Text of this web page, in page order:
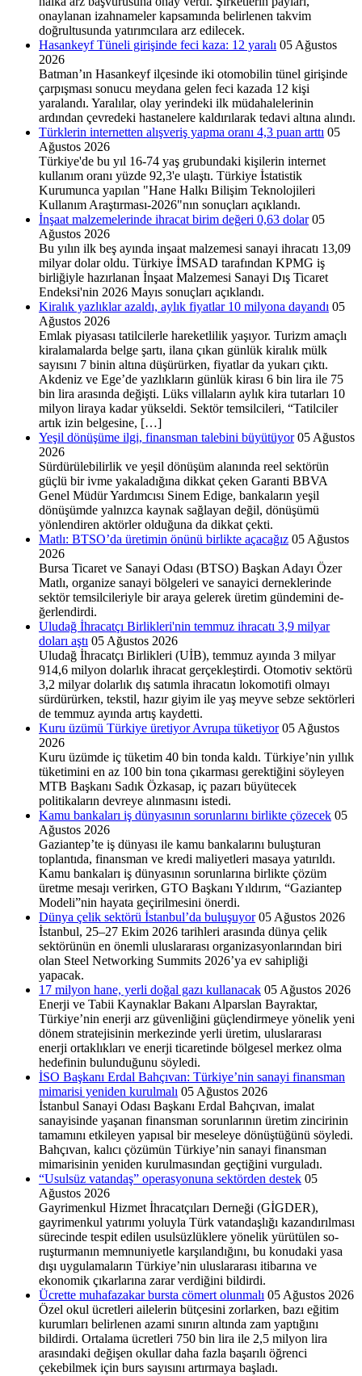
onaylanan izahnameler kapsamında belirlenen takvim
doğrultusunda yatırımcılara arz edilecek.
Hasankeyf Tüneli girişinde feci kaza: 12 yaralı 05 Ağustos
2026
Batman’ın Hasankeyf ilçesinde iki otomobilin tünel girişinde
çarpışması sonucu meydana gelen feci kazada 12 kişi
yaralandı. Yaralılar, olay yerindeki ilk müdahalelerinin
ardından çevredeki hastanelere kaldırılarak tedavi altına alındı.
Türklerin internetten alışveriş yapma oranı 4,3 puan arttı 05
Ağustos 2026
Türkiye'de bu yıl 16-74 yaş gru­bundaki kişilerin internet
kullanım oranı yüzde 92,3'e ulaş­tı. Türkiye İstatistik
Kurumunca yapılan "Hane Halkı Bilişim Tek­nolojileri
Kullanım Araştırma­sı-2026"nın sonuçları açıklandı.
İnşaat malzemelerinde ihracat birim değeri 0,63 dolar 05
Ağustos 2026
Bu yılın ilk beş ayında inşaat malzemesi sanayi ihracatı 13,09
milyar dolar oldu. Türkiye İMSAD tarafından KPMG iş
birliğiyle hazırlanan İnşaat Malzemesi Sanayi Dış Ticaret
Endeksi'nin 2026 Mayıs sonuçları açıklandı.
Kiralık yazlıklar azaldı, aylık fiyatlar 10 milyona dayandı 05
Ağustos 2026
Emlak piyasası tatilcilerle hareketlilik yaşıyor. Turizm amaçlı
kiralamalarda belge şartı, ilana çıkan günlük kiralık mülk
sayısını 7 binin altına düşürürken, fiyatlar da yukarı çıktı.
Akdeniz ve Ege’de yazlıkların günlük kirası 6 bin lira ile 75
bin lira arasında değişti. Lüks villaların aylık kira tutarları 10
milyon liraya kadar yükseldi. Sektör temsilcileri, “Tatilciler
artık izin belgesine, […]
Yeşil dönüşüme ilgi, finansman talebini büyütüyor 05 Ağustos
2026
Sürdürülebilirlik ve yeşil dönüşüm alanında reel sektörün
güçlü bir ivme yakaladığına dikkat çeken Garanti BBVA
Genel Müdür Yardımcısı Sinem Edige, bankaların yeşil
dönüşümde yalnızca kaynak sağlayan değil, dönüşümü
yönlendiren aktörler olduğuna da dikkat çekti.
Matlı: BTSO’da üretimin önünü birlikte açacağız 05 Ağustos
2026
Bursa Ticaret ve Sanayi Oda­sı (BTSO) Başkan Adayı Özer
Matlı, organize sanayi böl­geleri ve sanayici derneklerinde
sektör temsilcileriyle bir araya gelerek üretim gündemini de­
ğerlendirdi.
Uludağ İhracatçı Birlikleri'nin temmuz ihracatı 3,9 milyar
doları aştı 05 Ağustos 2026
Uludağ İhracatçı Birlikle­ri (UİB), temmuz ayında 3 milyar
914,6 milyon dolarlık ih­racat gerçekleştirdi. Otomotiv sektörü
3,2 milyar dolarlık dış satımla ihracatın lokomotifi ol­mayı
sürdürürken, tekstil, hazır giyim ile yaş meyve sebze sek­törleri
de temmuz ayında artış kaydetti.
Kuru üzümü Türkiye üretiyor Avrupa tüketiyor 05 Ağustos
2026
Kuru üzümde iç tüketim 40 bin tonda kaldı. Türkiye’nin yıllık
tüketimini en az 100 bin tona çıkarması gerektiğini söyleyen
MTB Başkanı Sadık Özkasap, iç pazarı büyütecek
politikaların devreye alınmasını istedi.
Kamu bankaları iş dünyasının sorunlarını birlikte çözecek 05
Ağustos 2026
Gaziantep’te iş dünyası ile kamu bankalarını buluşturan
toplantıda, finansman ve kredi maliyetleri masaya yatırıldı.
Kamu bankaları iş dünyasının sorunlarına birlikte çözüm
üretme mesajı verirken, GTO Başkanı Yıldırım, “Gaziantep
Modeli”nin hayata geçirilmesini önerdi.
Dünya çelik sektörü İstanbul’da buluşuyor 05 Ağustos 2026
İstanbul, 25–27 Ekim 2026 tarihleri arasında dünya çe­lik
sektörünün en önemli ulus­lararası organizasyonların­dan biri
olan Steel Networking Summits 2026’ya ev sahipli­ği
yapacak.
17 milyon hane, yerli doğal gazı kullanacak 05 Ağustos 2026
Enerji ve Tabii Kaynaklar Bakanı Alparslan Bayraktar,
Türkiye’nin enerji arz güvenliğini güçlendirmeye yönelik yeni
dönem stratejisinin merkezinde yerli üretim, uluslararası
enerji ortaklıkları ve enerji ticaretinde bölgesel merkez olma
hedefinin bulunduğunu söyledi.
İSO Başkanı Erdal Bahçıvan: Türkiye’nin sanayi finansman
mimarisi yeniden kurulmalı 05 Ağustos 2026
İstanbul Sanayi Odası Başkanı Erdal Bahçıvan, imalat
sanayisinde yaşanan finansman sorunlarının üretim zincirinin
tamamını etkileyen yapısal bir meseleye dönüştüğünü söyledi.
Bahçıvan, kalıcı çözümün Türkiye’nin sanayi finansman
mimarisinin yeniden kurulmasından geçtiğini vurguladı.
“Usulsüz vatandaş” operasyonuna sektörden destek 05
Ağustos 2026
Gayrimenkul Hizmet İhracat­çıları Derneği (GİGDER),
gayrimenkul yatırımı yoluyla Türk vatandaşlığı kazandırılma­sı
sürecinde tespit edilen usul­süzlüklere yönelik yürütülen so­
ruşturmanın memnuniyetle kar­şılandığını, bu konudaki yasa
dışı uygulamaların Türkiye’nin ulus­lararası itibarına ve
ekonomik çı­karlarına zarar verdiğini bildir­di.
Ücrette muhafazakar bursta cömert olunmalı 05 Ağustos 2026
Özel okul ücretleri ailelerin bütçesini zorlarken, bazı eğitim
kurumları belirlenen azami sınırın altında zam yaptığını
bildirdi. Ortalama ücretleri 750 bin lira ile 2,5 milyon lira
arasındaki değişen okullar daha fazla başarılı öğrenci
çekebilmek için burs sayısını artırmaya başladı.